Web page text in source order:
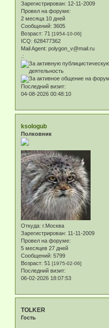
Зарегистрирован: 12-11-2009
Провел на форуме:
2 месяца 10 дней
Сообщений: 3605
Возраст: 71 [1954-10-06]
ICQ: 628477362
Mail Agent: polygon_v@mail.ru
.:
Последний визит:
04-08-2026 00:48:10
ksologub
Полковник
Откуда: г.Москва
Зарегистрирован: 11-11-2009
Провел на форуме:
5 месяцев 27 дней
Сообщений: 5799
Возраст: 51 [1975-02-06]
Последний визит:
06-02-2026 18:07:53
TOLKER
Гость